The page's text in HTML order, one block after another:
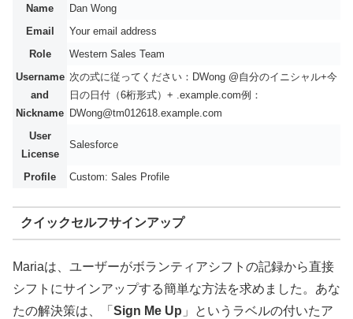
Name
Dan Wong
Email
Your email address
Role
Western Sales Team
Username
and
Nickname
次の式に従ってください：DWong @自分のイニシャル+今
日の日付（6桁形式）+ .example.com例：
DWong@tm012618.example.com
User
License
Salesforce
Profile Custom: Sales Profile
クイックセルフサインアップ
Mariaは、ユーザーがボランティアシフトの記録から直接
シフトにサインアップする簡単な方法を求めました。あな
たの解決策は、「 Sign Me Up 」というラベルの付いたア